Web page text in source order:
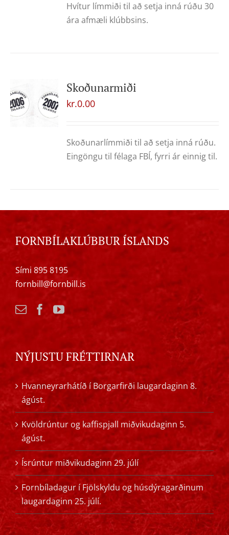
Hvítur límmiði til að setja inná rúðu 30
ára afmæli klúbbsins.
Skoðunarmiði
kr.0.00
Skoðunarlímmiði til að setja inná rúðu.
Eingöngu til félaga FBÍ, fyrri ár einnig til.
FORNBÍLAKLÚBBUR ÍSLANDS
Sími 895 8195
fornbill@fornbill.is
NÝJUSTU FRÉTTIRNAR
Hvanneyrarhátíð í Borgarfirði laugardaginn 8.
ágúst.
Kvöldrúntur og kaffispjall miðvikudaginn 5.
ágúst.
Ísrúntur miðvikudaginn 29. júlí
Fornbíladagur í Fjölskyldu og húsdýragarðinum
laugardaginn 25. júlí.